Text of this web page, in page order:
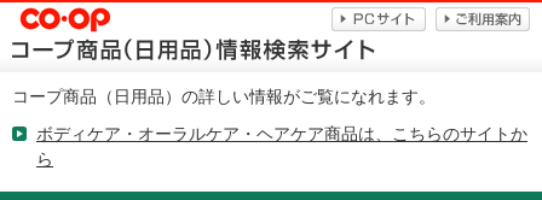
コープ商品（日用品）の詳しい情報がご覧になれます。
ボディケア・オーラルケア・ヘアケア商品は、こちらのサイトか
ら